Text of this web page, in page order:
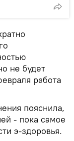
не будет
работа
пояснила,
- пока самое
э-здоровья.